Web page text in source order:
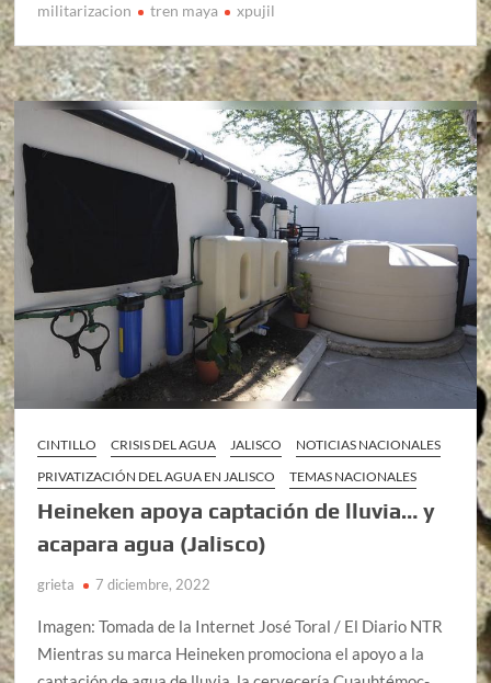
militarizacion
tren maya xpujil
CINTILLO CRISIS DEL AGUA JALISCO
NOTICIAS NACIONALES
PRIVATIZACIÓN DEL AGUA EN JALISCO
TEMAS NACIONALES
Heineken apoya captación de lluvia… y
acapara agua (Jalisco)
grieta 7 diciembre, 2022
Imagen: Tomada de la Internet José Toral / El Diario NTR
Mientras su marca Heineken promociona el apoyo a la